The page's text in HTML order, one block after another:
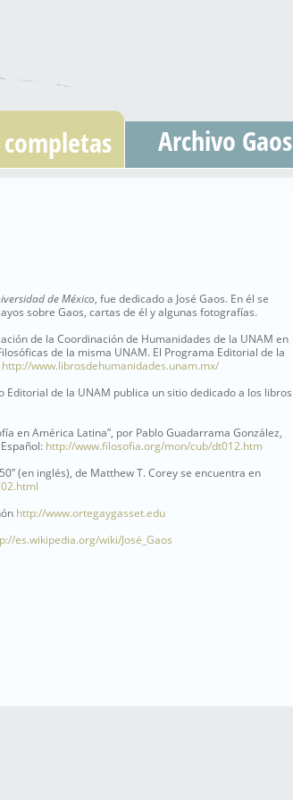
Archivo Gaos
de México, fue dedicado a José Gaos. En él se
sobre Gaos, cartas de él y algunas fotografías.
de la Coordinación de Humanidades de la UNAM en
de la misma UNAM. El Programa Editorial de la
http://www.librosdehumanidades.unam.mx/
Editorial de la UNAM publica un sitio dedicado a los libros
en América Latina”, por Pablo Guadarrama González,
http://www.filosofia.org/mon/cub/dt012.htm
(en inglés), de Matthew T. Corey se encuentra en
http://www.ortegaygasset.edu
es.wikipedia.org/wiki/José_Gaos